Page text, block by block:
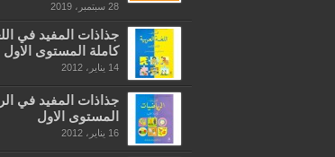
28 سبتمبر، 2019
جذاذات المفيد في
كاملة المستوى الاول
14 يناير، 2012
جذاذات المفيد في
المستوى الاول
16 يناير، 2012